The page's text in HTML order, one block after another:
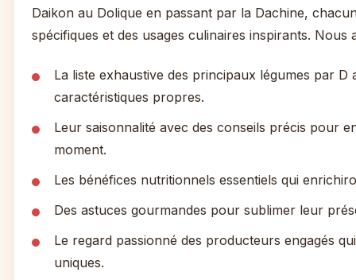
Daikon au Dolique en passant par la Dachine,
spécifiques et des usages culinaires inspirants. Nous
La liste exhaustive des principaux légumes par D
caractéristiques propres.
Leur saisonnalité avec des conseils précis pour
moment.
Les bénéfices nutritionnels essentiels qui
Des astuces gourmandes pour sublimer leur
Le regard passionné des producteurs engagés
uniques.